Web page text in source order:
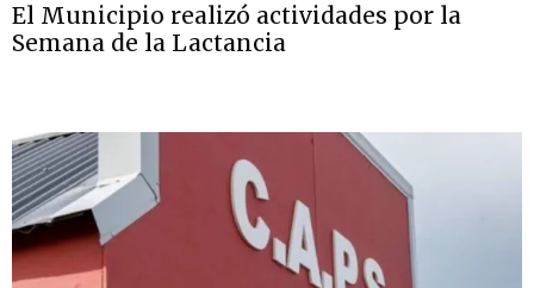
El Municipio realizó actividades por la
Semana de la Lactancia